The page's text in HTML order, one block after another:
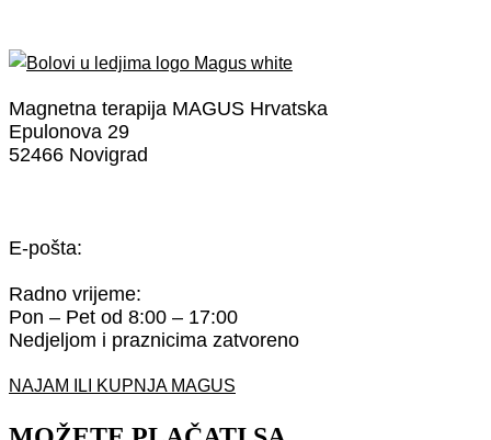
Magnetna terapija MAGUS Hrvatska
Epulonova 29
52466 Novigrad
E-pošta:
Radno vrijeme:
Pon – Pet od 8:00 – 17:00
Nedjeljom i praznicima zatvoreno
NAJAM ILI KUPNJA MAGUS